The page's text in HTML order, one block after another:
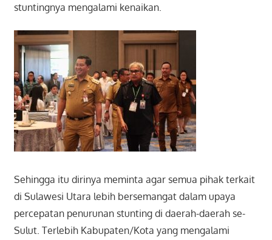
stuntingnya mengalami kenaikan.
Sehingga itu dirinya meminta agar semua pihak terkait
di Sulawesi Utara lebih bersemangat dalam upaya
percepatan penurunan stunting di daerah-daerah se-
Sulut. Terlebih Kabupaten/Kota yang mengalami